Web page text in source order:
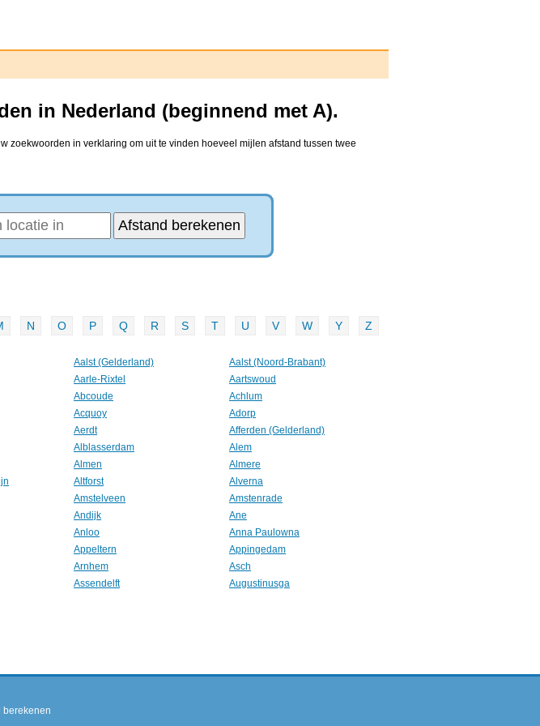
in Nederland (beginnend met A).
zoekwoorden in verklaring om uit te vinden hoeveel mijlen afstand tussen twee
N O P Q R S T U V W Y Z
Aalst (Gelderland)
Aalst (Noord-Brabant)
Aarle-Rixtel
Aartswoud
Abcoude
Achlum
Acquoy
Adorp
Aerdt
Afferden (Gelderland)
Alblasserdam
Alem
Almen
Almere
Altforst
Alverna
Amstelveen
Amstenrade
Andijk
Ane
Anloo
Anna Paulowna
Appeltern
Appingedam
Arnhem
Asch
Assendelft
Augustinusga
berekenen